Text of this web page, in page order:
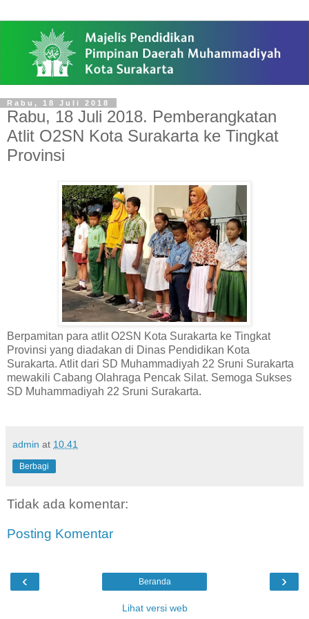
Rabu, 18 Juli 2018
Rabu, 18 Juli 2018. Pemberangkatan
Atlit O2SN Kota Surakarta ke Tingkat
Provinsi
Berpamitan para atlit O2SN Kota Surakarta ke Tingkat
Provinsi yang diadakan di Dinas Pendidikan Kota
Surakarta. Atlit dari SD Muhammadiyah 22 Sruni Surakarta
mewakili Cabang Olahraga Pencak Silat. Semoga Sukses
SD Muhammadiyah 22 Sruni Surakarta.
admin at 10.41
Berbagi
Tidak ada komentar:
Posting Komentar
‹ ›
Beranda
Lihat versi web